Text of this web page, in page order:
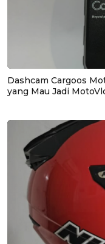
Dashcam Cargoos
yang Mau Jadi